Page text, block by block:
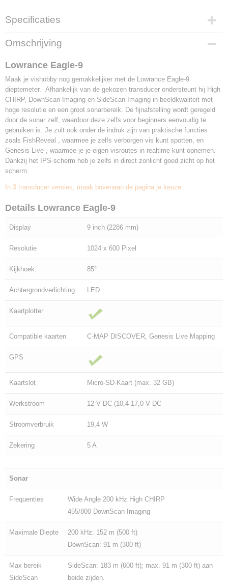
Specificaties
Bruto gewicht
3,00 Kg
Omschrijving
Lowrance Eagle-9
Maak je vishobby nog gemakkelijker met de Lowrance Eagle-9
dieptemeter. Afhankelijk van de gekozen transducer ondersteunt hij High
CHIRP, DownScan Imaging en SideScan Imaging in beeldkwaliteit met
hoge resolutie en een groot sonarbereik. De fijnafstelling wordt geregeld
door de sonar zelf, waardoor deze zelfs voor beginners eenvoudig te
gebruiken is. Je zult ook onder de indruk zijn van praktische functies
zoals FishReveal , waarmee je zelfs verborgen vis kunt spotten, en
Genesis Live , waarmee je je eigen visroutes in realtime kunt opnemen.
Dankzij het IPS-scherm heb je zelfs in direct zonlicht goed zicht op het
scherm.
In 3 transducer versies, maak bovenaan de pagina je keuze.
Details Lowrance Eagle-9
Display 9 inch (2286 mm)
Resolutie 1024 x 600 Pixel
Kijkhoek: 85°
Achtergrondverlichting: LED
Kaartplotter
Compatible kaarten C-MAP DISCOVER, Genesis Live Mapping
GPS
Kaartslot Micro-SD-Kaart (max. 32 GB)
Werkstroom 12 V DC (10,4-17,0 V DC
Stroomverbruik 19,4 W
Zekering 5 A
Sonar
Frequenties
Wide Angle 200 kHz High CHIRP
455/800 DownScan Imaging
Maximale Diepte
200 kHz: 152 m (500 ft)
DownScan: 91 m (300 ft)
Max bereik
SideScan
SideScan: 183 m (600 ft); max. 91 m (300 ft) aan
beide zijden.